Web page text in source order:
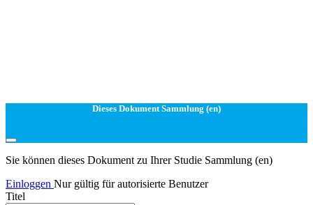
Dieses Dokument Sammlung (en)
Sie können dieses Dokument zu Ihrer Studie Sammlung (en)
Einloggen Nur gültig für autorisierte Benutzer
Titel